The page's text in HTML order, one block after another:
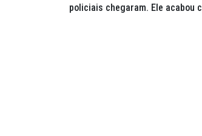
policiais chegaram. Ele acabou